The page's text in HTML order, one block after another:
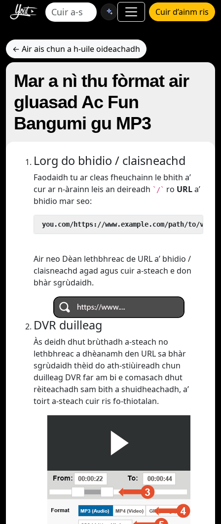
Cuir d’ainm ris
← Air ais chun a h-uile oideachadh
Mar a nì thu fòrmat air
gluasad Ac Fun
Bangumi gu MP3
Lorg do bhidio / claisneachd
Faodaidh tu ar cleas fheuchainn le bhith a’
cur ar n-àrainn leis an deireadh `/` ro URLa’
bhidio mar seo:
you.com/https://www.example.com/path/to/video
Air neo Dèan lethbhreac de URL a’ bhidio /
claisneachd agad agus cuir a-steach e don
bhàr sgrùdaidh.
DVR duilleag
Às deidh dhut brùthadh a-steach no
lethbhreac a dhèanamh den URL sa bhàr
sgrùdaidh thèid do ath-stiùireadh chun
duilleag DVR far am bi e comasach dhut
rèiteachadh sam bith a shuidheachadh, a’
toirt a-steach cuir ris fo-thiotalan.